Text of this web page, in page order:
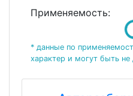
Применяемость:
* данные по
характер и могут быть